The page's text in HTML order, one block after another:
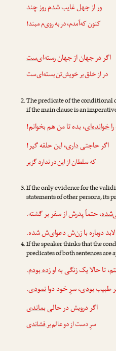
ور از جهل غایبشدمروز چند
کنون که‌آمدم، در به روی‌م مبند!
اگر در جهان از جهان رسته‌ای‌ست
در از خلق بر خویش‌تن بسته‌ای‌ست
The predicate of the conditional
if the main clause is an
خوانده‌ای، بده تا من هم بخوانم!
اگر حاجتیداری، این حلقه گیر!
که سلطان از این در ندارد گزیر
If the only evidence for the
statements of other persons, its
، حتماً پدرش از سفر بر گشته.
دوباره با زن‌ش دعوای‌ش شده.
If the speaker thinks that the
predicates of both sentences
، تا حالا یک زنگی به اوزده بودم.
طبیببودی، سرِ خود دوانمودی.
اگر درویش در حالیبماندی
سرِ دست از دو عالمبر فشاندی